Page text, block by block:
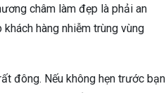
châm làm đẹp là phải an
hàng nhiễm trùng vùng
đông. Nếu không hẹn trước bạn